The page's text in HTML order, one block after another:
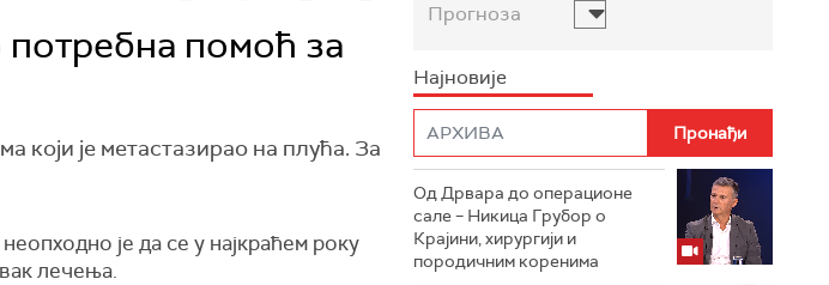
помоћ за
је метастазирао на плућа. За
је да се у најкраћем року
лечења.
Прогноза
Најновије
Од Дрвара до операционе
сале – Никица Грубор о
Крајини, хирургији и
породичним коренима